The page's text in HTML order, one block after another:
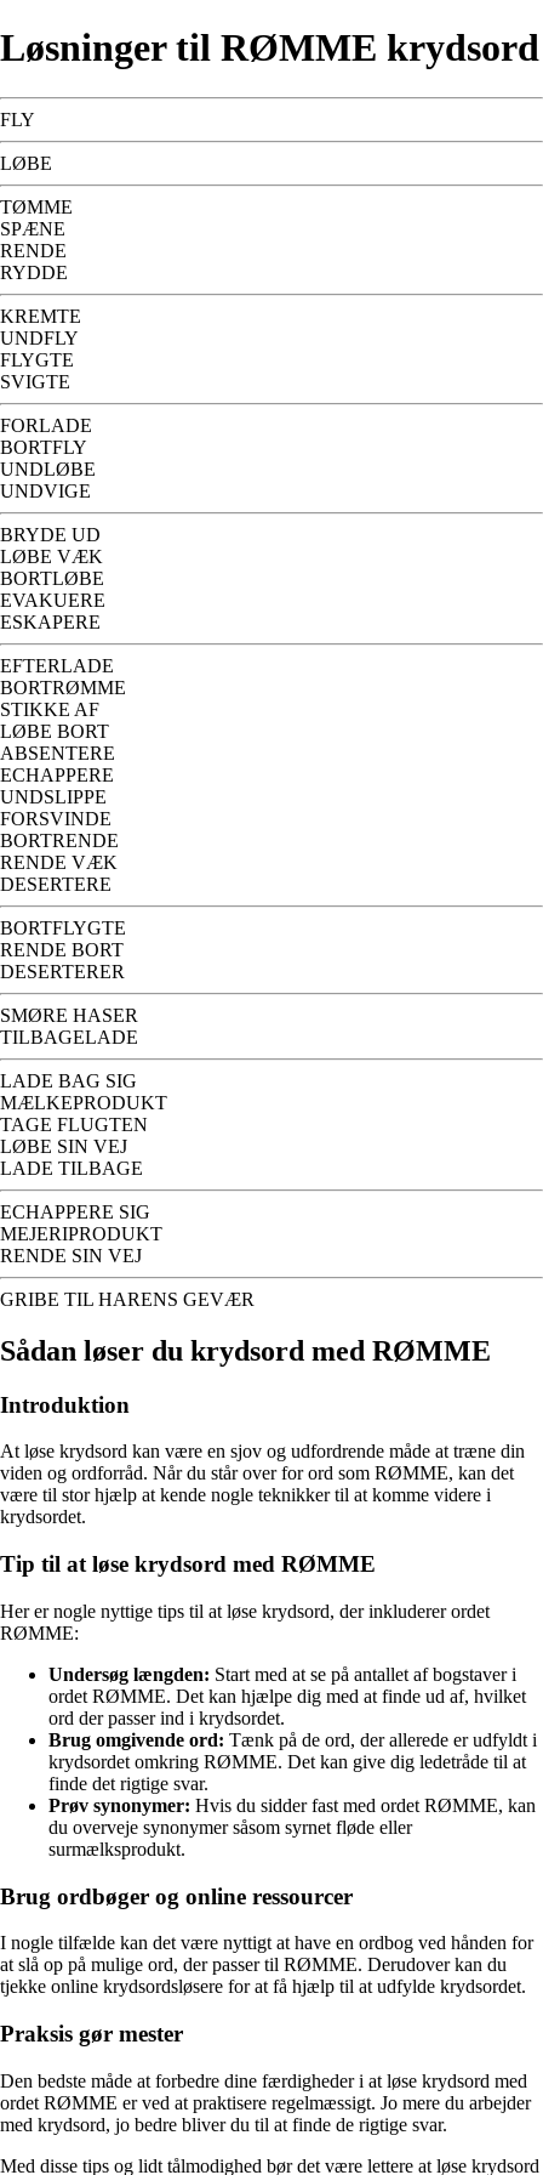
Løsninger til RØMME krydsord
FLY
LØBE
TØMME
SPÆNE
RENDE
RYDDE
KREMTE
UNDFLY
FLYGTE
SVIGTE
FORLADE
BORTFLY
UNDLØBE
UNDVIGE
BRYDE UD
LØBE VÆK
BORTLØBE
EVAKUERE
ESKAPERE
EFTERLADE
BORTRØMME
STIKKE AF
LØBE BORT
ABSENTERE
ECHAPPERE
UNDSLIPPE
FORSVINDE
BORTRENDE
RENDE VÆK
DESERTERE
BORTFLYGTE
RENDE BORT
DESERTERER
SMØRE HASER
TILBAGELADE
LADE BAG SIG
MÆLKEPRODUKT
TAGE FLUGTEN
LØBE SIN VEJ
LADE TILBAGE
ECHAPPERE SIG
MEJERIPRODUKT
RENDE SIN VEJ
GRIBE TIL HARENS GEVÆR
Sådan løser du krydsord med RØMME
Introduktion
At løse krydsord kan være en sjov og udfordrende måde at træne din
viden og ordforråd. Når du står over for ord som RØMME, kan det
være til stor hjælp at kende nogle teknikker til at komme videre i
krydsordet.
Tip til at løse krydsord med RØMME
Her er nogle nyttige tips til at løse krydsord, der inkluderer ordet
RØMME:
Undersøg længden: Start med at se på antallet af bogstaver i
ordet RØMME. Det kan hjælpe dig med at finde ud af, hvilket
ord der passer ind i krydsordet.
Brug omgivende ord: Tænk på de ord, der allerede er udfyldt i
krydsordet omkring RØMME. Det kan give dig ledetråde til at
finde det rigtige svar.
Prøv synonymer: Hvis du sidder fast med ordet RØMME, kan
du overveje synonymer såsom syrnet fløde eller
surmælksprodukt.
Brug ordbøger og online ressourcer
I nogle tilfælde kan det være nyttigt at have en ordbog ved hånden for
at slå op på mulige ord, der passer til RØMME. Derudover kan du
tjekke online krydsordsløsere for at få hjælp til at udfylde krydsordet.
Praksis gør mester
Den bedste måde at forbedre dine færdigheder i at løse krydsord med
ordet RØMME er ved at praktisere regelmæssigt. Jo mere du arbejder
med krydsord, jo bedre bliver du til at finde de rigtige svar.
Med disse tips og lidt tålmodighed bør det være lettere at løse krydsord